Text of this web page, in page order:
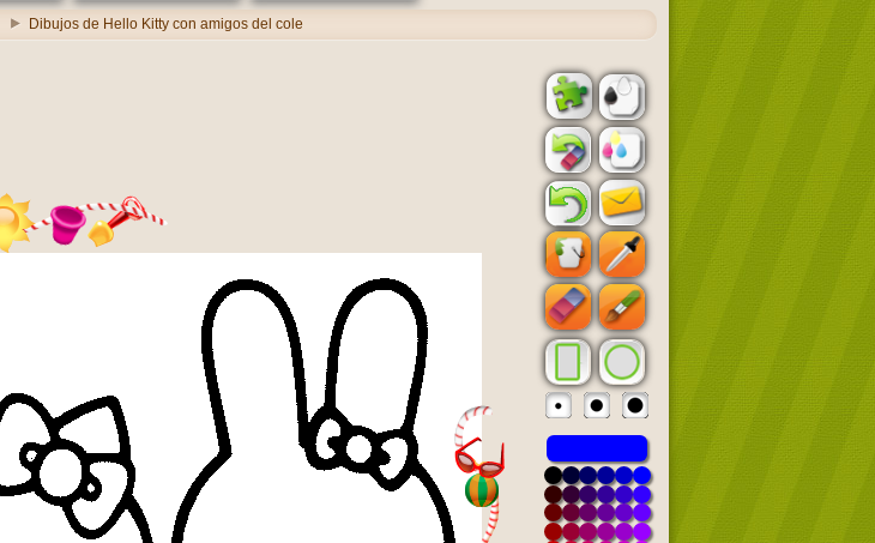
Dibujos de Hello Kitty con amigos del cole